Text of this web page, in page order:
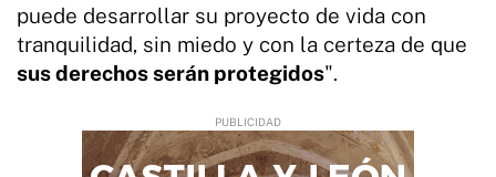
puede desarrollar su proyecto de vida con
tranquilidad, sin miedo y con la certeza de que
sus derechos serán protegidos".